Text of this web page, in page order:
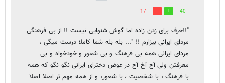
40
17
"!!حرف برای زدن زاده اما گوش شنوایی نیست !! از بی فرهنگی
مردای ایرانی بیزارم !! "... بله بله شما کاملا درست میگی ،
مردای ایرانی همه بی فرهنگ و بی شعور و خودخواه و بی
معرفتن ولی آخ آخ آخ در عوض دخترای ایرانی نگو نگو که همه
با فرهنگ ، با شخصیت ، با شعور، و از همه مهم تر اصلا اصلا